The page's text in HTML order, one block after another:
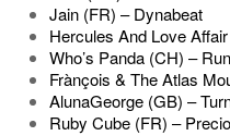
Jain (FR) – Dynabeat
Hercules And Love
Who’s Panda (CH) –
Frànçois & The Atlas
AlunaGeorge (GB) –
Ruby Cube (FR) –